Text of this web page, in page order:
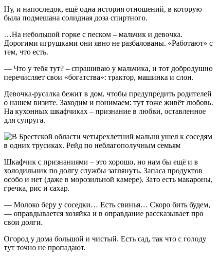
Ну, и напоследок, ещё одна история отношений, в которую
была подмешана солидная доза спиртного.
…На небольшой горке с песком – мальчик и девочка.
Дорогими игрушками они явно не разбалованы. «Работают» с
тем, что есть.
— Что у тебя тут? – спрашиваю у мальчика, и тот добродушно
перечисляет свои «богатства»: трактор, машинка и слон.
Девочка-русалка бежит в дом, чтобы предупредить родителей
о нашем визите. Заходим и понимаем: тут тоже живёт любовь.
На кухонных шкафчиках – признание в любви, оставленное
для супруга.
Шкафчик с признаниями – это хорошо, но нам бы ещё и в
холодильник по долгу службы заглянуть. Запаса продуктов
особо и нет (даже в морозильной камере). Зато есть макароны,
гречка, рис и сахар.
— Молоко беру у соседки… Есть свинья… Скоро бить будем,
— оправдывается хозяйка и в оправдание рассказывает про
свои долги.
Огород у дома большой и чистый. Есть сад, так что с голоду
тут точно не пропадают.